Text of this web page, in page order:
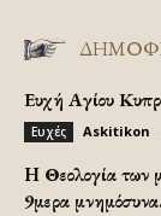
Ευχή Αγίου
Ευχές Askitikon
H Θεολογία των
9μερα